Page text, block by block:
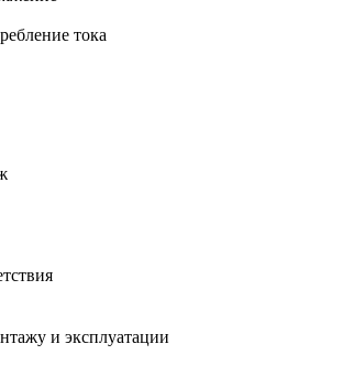
тока
и эксплуатации